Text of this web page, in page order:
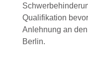
Qualifikation
Anlehnung an
Berlin.